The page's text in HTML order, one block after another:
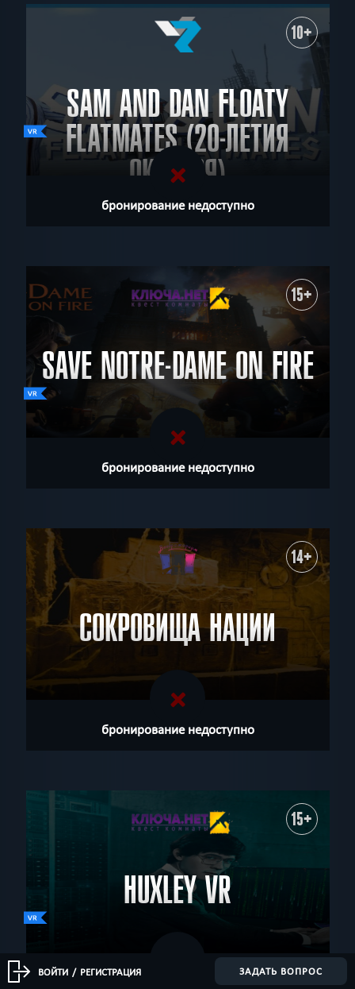
10+
SAM AND DAN FLOATY
FLATMATES (20-ЛЕТИЯ
ОКТЯБРЯ)
бронирование недоступно
15+
SAVE NOTRE-DAME ON FIRE
бронирование недоступно
14+
СОКРОВИЩА НАЦИИ
бронирование недоступно
15+
HUXLEY VR
ВОЙТИ / РЕГИСТРАЦИЯ ЗАДАТЬ ВОПРОС